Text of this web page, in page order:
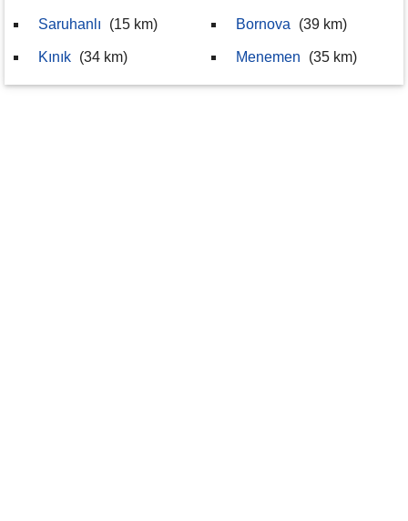
Saruhanlı (15 km)
Kınık (34 km)
Bornova (39 km)
Menemen (35 km)